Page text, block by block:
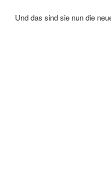
Und das sind sie nun die